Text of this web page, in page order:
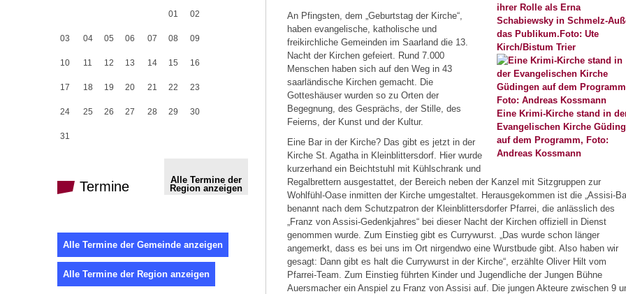
01 02
03 04 05 06 07 08 09
10 11 12 13 14 15 16
17 18 19 20 21 22 23
24 25 26 27 28 29 30
31
Termine
Alle Termine der
Region anzeigen
Alle Termine der Gemeinde anzeigen
Alle Termine der Region anzeigen
ihrer Rolle als Erna
Schabiewsky in Schmelz-
das Publikum.Foto: Ute
Kirch/Bistum Trier
Eine Krimi-Kirche stand in
Evangelischen Kirche
auf dem Programm, Foto:
Andreas Kossmann
An Pfingsten, dem „Geburtstag der Kirche“,
haben evangelische, katholische und
freikirchliche Gemeinden im Saarland die 13.
Nacht der Kirchen gefeiert. Rund 7.000
Menschen haben sich auf den Weg in 43
saarländische Kirchen gemacht. Die
Gotteshäuser wurden so zu Orten der
Begegnung, des Gesprächs, der Stille, des
Feierns, der Kunst und der Kultur.
Eine Bar in der Kirche? Das gibt es jetzt in der
Kirche St. Agatha in Kleinblittersdorf. Hier wurde
kurzerhand ein Beichtstuhl mit Kühlschrank und
Regalbrettern ausgestattet, der Bereich neben der Kanzel mit Sitzgruppen zur
Wohlfühl-Oase inmitten der Kirche umgestaltet. Herausgekommen ist die „Assisi-
benannt nach dem Schutzpatron der Kleinblittersdorfer Pfarrei, die anlässlich des
„Franz von Assisi-Gedenkjahres“ bei dieser Nacht der Kirchen offiziell in Dienst
genommen wurde. Zum Einstieg gibt es Currywurst. „Das wurde schon länger
angemerkt, dass es bei uns im Ort nirgendwo eine Wurstbude gibt. Also haben wir
gesagt: Dann gibt es halt die Currywurst in der Kirche“, erzählte Oliver Hilt vom
Pfarrei-Team. Zum Einstieg führten Kinder und Jugendliche der Jungen Bühne
Auersmacher ein Anspiel zu Franz von Assisi auf. Die jungen Akteure zwischen 9